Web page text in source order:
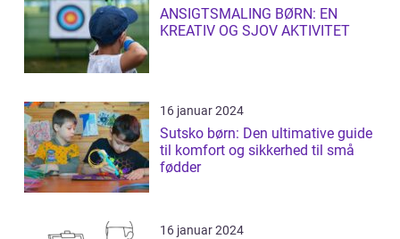
ANSIGTSMALING BØRN: EN
KREATIV OG SJOV AKTIVITET
16 januar 2024
Sutsko børn: Den ultimative guide
til komfort og sikkerhed til små
fødder
16 januar 2024